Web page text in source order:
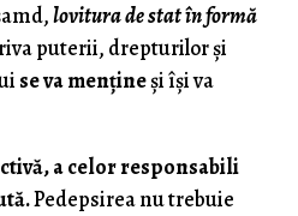
lovitura de stat în formă
puterii, drepturilor şi
se va menţineşi îşi va
a celor responsabili
Pedepsirea nu trebuie